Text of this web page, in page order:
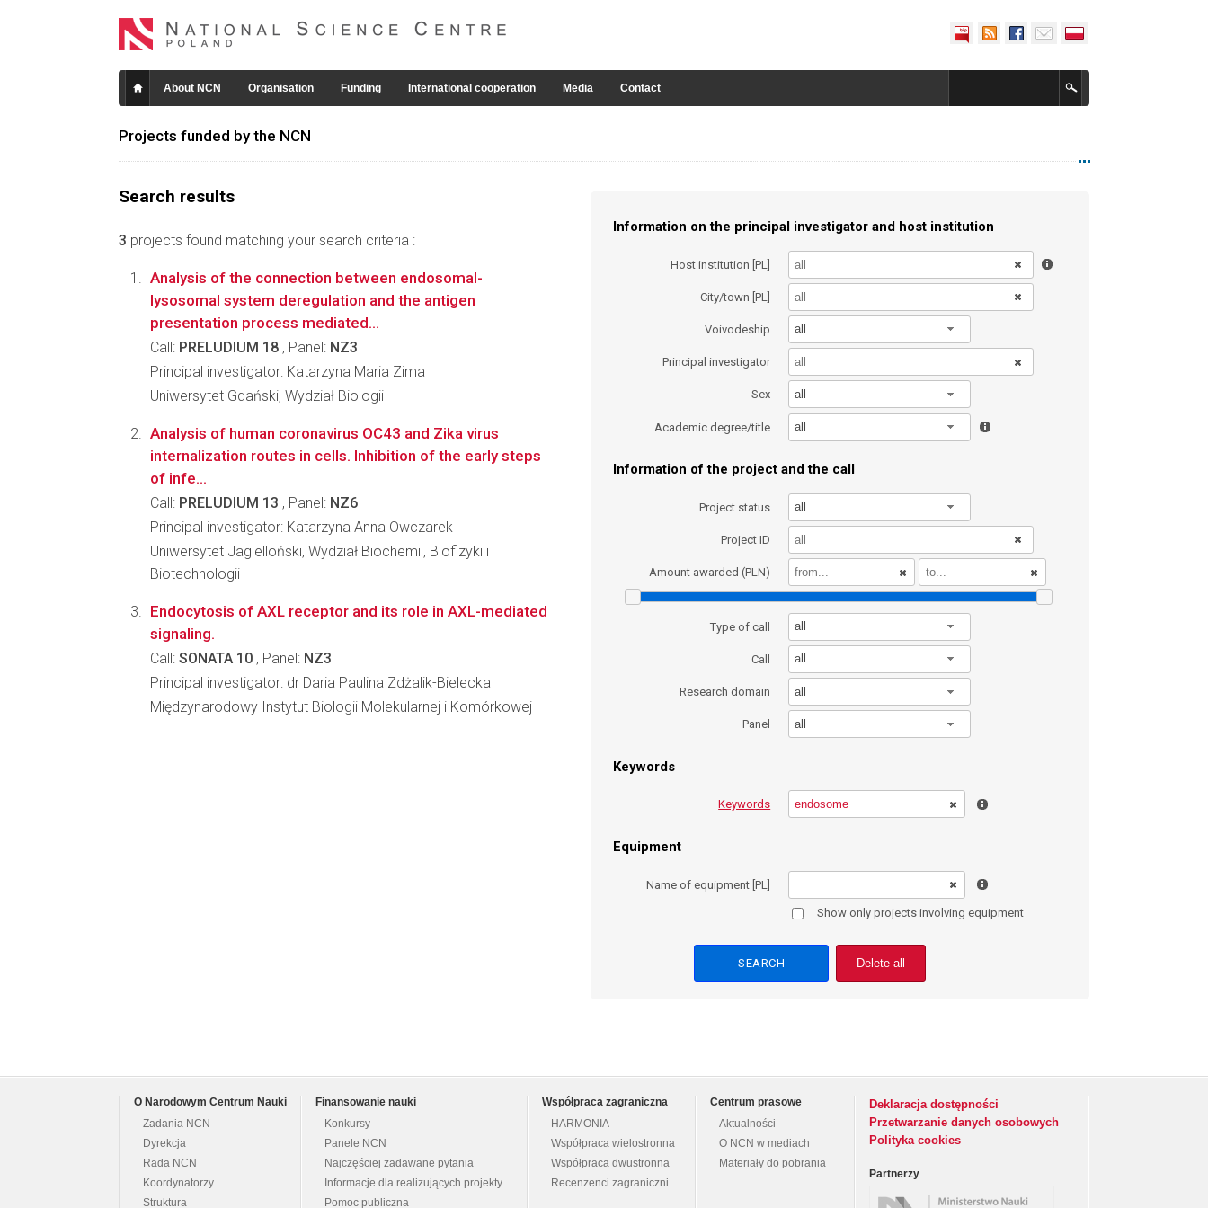
About NCN Organisation Funding International cooperation Media Contact
Projects funded by the NCN
Search results
3 projects found matching your search criteria :
Information on the principal investigator and host institution
Host institution [PL]
City/town [PL]
Voivodeship all
Principal investigator
Sex all
Academic degree/title all
Information of the project and the call
Project status all
Project ID
Amount awarded (PLN)
Type of call all
Call all
Research domain all
Panel all
Keywords
Keywords
Equipment
Name of equipment [PL]
Show only projects involving equipment
Delete all
Analysis of the connection between endosomal-
lysosomal system deregulation and the antigen
presentation process mediated...
Call: PRELUDIUM 18 , Panel: NZ3
Principal investigator: Katarzyna Maria Zima
Uniwersytet Gdański, Wydział Biologii
Analysis of human coronavirus OC43 and Zika virus
internalization routes in cells. Inhibition of the early steps
of infe...
Call: PRELUDIUM 13 , Panel: NZ6
Principal investigator: Katarzyna Anna Owczarek
Uniwersytet Jagielloński, Wydział Biochemii, Biofizyki i
Biotechnologii
Endocytosis of AXL receptor and its role in AXL-mediated
signaling.
Call: SONATA 10 , Panel: NZ3
Principal investigator: dr Daria Paulina Zdżalik-Bielecka
Międzynarodowy Instytut Biologii Molekularnej i Komórkowej
O Narodowym Centrum Nauki
Zadania NCN
Dyrekcja
Rada NCN
Koordynatorzy
Struktura
Finansowanie nauki
Konkursy
Panele NCN
Najczęściej zadawane pytania
Informacje dla realizujących projekty
Pomoc publiczna
Współpraca zagraniczna
HARMONIA
Współpraca wielostronna
Współpraca dwustronna
Recenzenci zagraniczni
Centrum prasowe
Aktualności
O NCN w mediach
Materiały do pobrania
Deklaracja dostępności
Przetwarzanie danych osobowych
Polityka cookies
Partnerzy